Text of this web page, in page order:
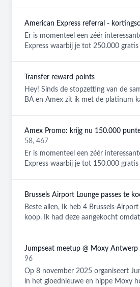
Er is momenteel een zéér
Express waarbij je tot 250.000 gratis
Transfer reward points
Hey! Sinds de stopzetting van de
BA en Amex zit ik met de platinum
58, 467
Er is momenteel een zéér
Express waarbij je tot 150.000 gratis
Beste allen, Ik heb 4 Brussels
koop. Ik had deze aangekocht
96
Op 8 november 2025 organiseert
in het gloednieuwe en hippe Moxy